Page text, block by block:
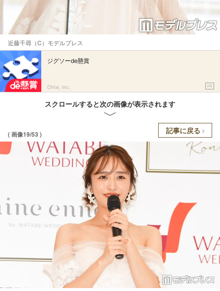
近藤千尋（C）モデルプレス
ジグソーde懸賞
Ohte, Inc. PR
スクロールすると次の画像が表示されます
( 画像19/53 ) 記事に戻る